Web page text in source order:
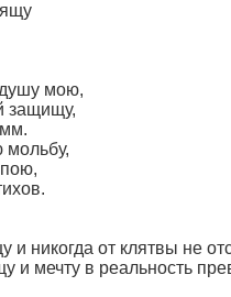
мою,
защищу,
и никогда от клятвы не
и мечту в реальность